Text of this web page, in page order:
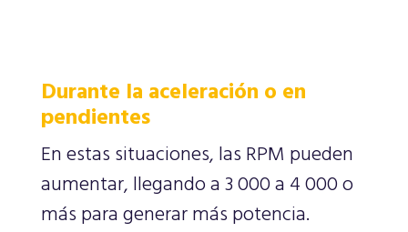
Durante la aceleración o en
pendientes
En estas situaciones, las RPM pueden
aumentar, llegando a 3 000 a 4 000 o
más para generar más potencia.